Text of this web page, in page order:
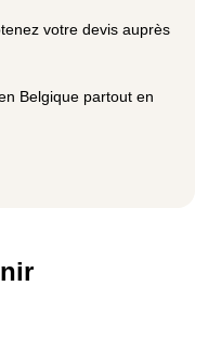
votre devis auprès
Belgique partout en